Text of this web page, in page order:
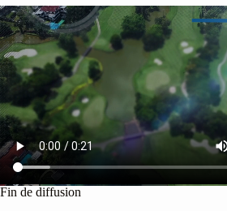
Fin de diffusion